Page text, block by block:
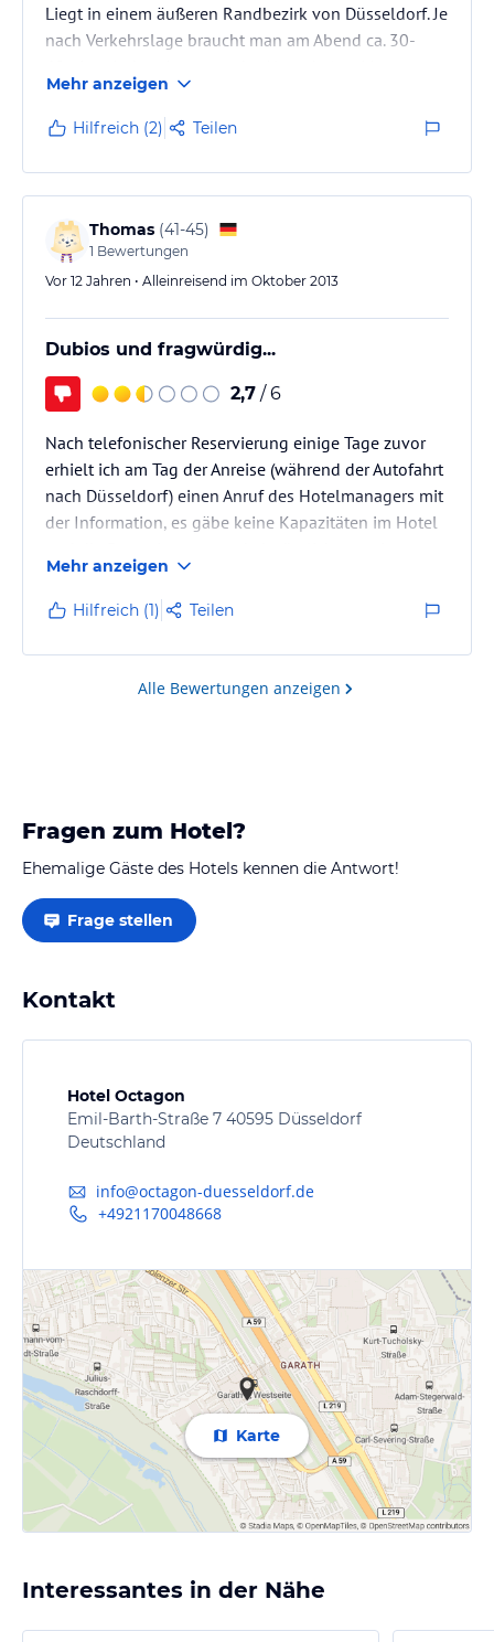
Liegt in einem äußeren Randbezirk von Düsseldorf. Je
nach Verkehrslage braucht man am Abend ca. 30-
danach konnte man auch eine S-Bahn Station sehen -
müsste man prüfen, wie schnell diese Verbindung ist).
Es liegt hinter einem ALDI etwas von der Emil-Barth-
Str. zurückversetzt und war (zumindest an einem
Verregneten Herbst-Abend) von der Straße aus nicht
sofort zu lokalisieren. Hier lese ich zwar was von
"Parkplatz", war…
Mehr anzeigen
Hilfreich (2) Teilen
Thomas (41-45)
1 Bewertungen
Vor 12 Jahren • Alleinreisend im Oktober 2013
Dubios und fragwürdig...
2,7 / 6
Nach telefonischer Reservierung einige Tage zuvor
erhielt ich am Tag der Anreise (während der Autofahrt
nach Düsseldorf) einen Anruf des Hotelmanagers mit
der Information, es gäbe keine Kapazitäten im Hotel
Kollegin angenommen, ich bin jetzt auf einer
Warteliste! Als Alternative wurde dann für mich ein
Zimmer in einem "Partnerhotel" reserviert, in dem ich
schließlich auch übernachtet habe. Das allgemeine
Geschäftsgebaren im "Achteck" wirft definitiv Fragen
Mehr anzeigen
Hilfreich (1) Teilen
Alle Bewertungen anzeigen
Fragen zum Hotel?
Ehemalige Gäste des Hotels kennen die Antwort!
Frage stellen
Kontakt
Hotel Octagon
Emil-Barth-Straße 7 40595 Düsseldorf
Deutschland
info@octagon-duesseldorf.de
+4921170048668
Karte
Interessantes in der Nähe